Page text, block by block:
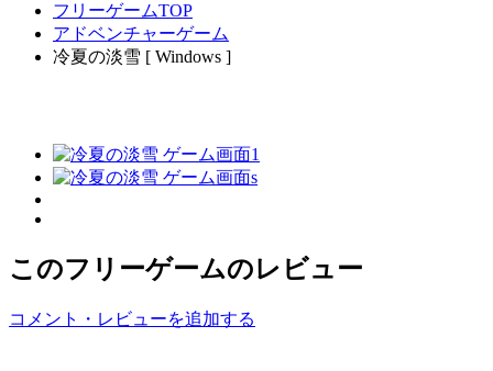
フリーゲームTOP
アドベンチャーゲーム
冷夏の淡雪 [ Windows ]
このフリーゲームのレビュー
コメント・レビューを追加する